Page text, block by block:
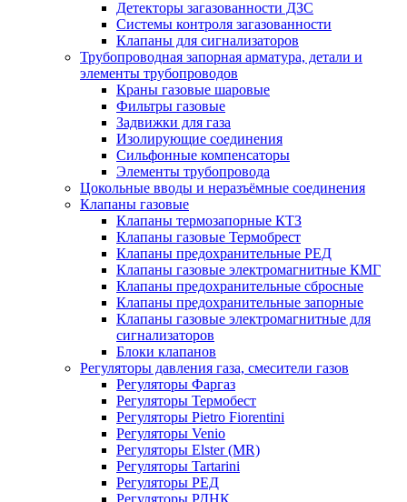
Детекторы загазованности ДЗС
Системы контроля загазованности
Клапаны для сигнализаторов
Трубопроводная запорная арматура, детали и
элементы трубопроводов
Краны газовые шаровые
Фильтры газовые
Задвижки для газа
Изолирующие соединения
Сильфонные компенсаторы
Элементы трубопровода
Цокольные вводы и неразъёмные соединения
Клапаны газовые
Клапаны термозапорные КТЗ
Клапаны газовые Термобрест
Клапаны предохранительные РЕД
Клапаны газовые электромагнитные КМГ
Клапаны предохранительные сбросные
Клапаны предохранительные запорные
Клапаны газовые электромагнитные для
сигнализаторов
Блоки клапанов
Регуляторы давления газа, смесители газов
Регуляторы Фаргаз
Регуляторы Термобест
Регуляторы Pietro Fiorentini
Регуляторы Venio
Регуляторы Elster (MR)
Регуляторы Tartarini
Регуляторы РЕД
Регуляторы РДНК